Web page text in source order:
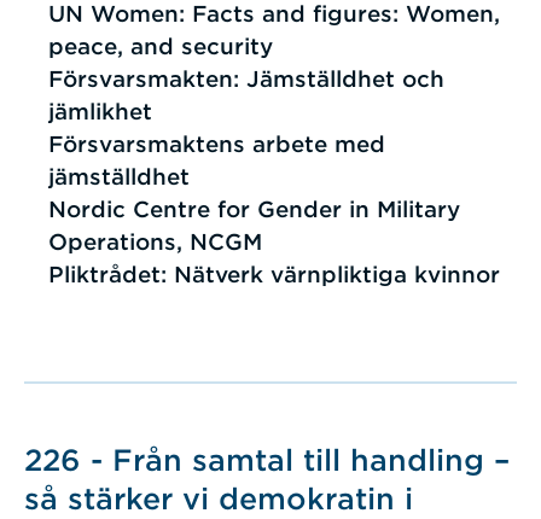
UN Women: Facts and figures: Women,
peace, and security
Försvarsmakten: Jämställdhet och
jämlikhet
Försvarsmaktens arbete med
jämställdhet
Nordic Centre for Gender in Military
Operations, NCGM
Pliktrådet: Nätverk värnpliktiga kvinnor
226 - Från samtal till handling –
så stärker vi demokratin i